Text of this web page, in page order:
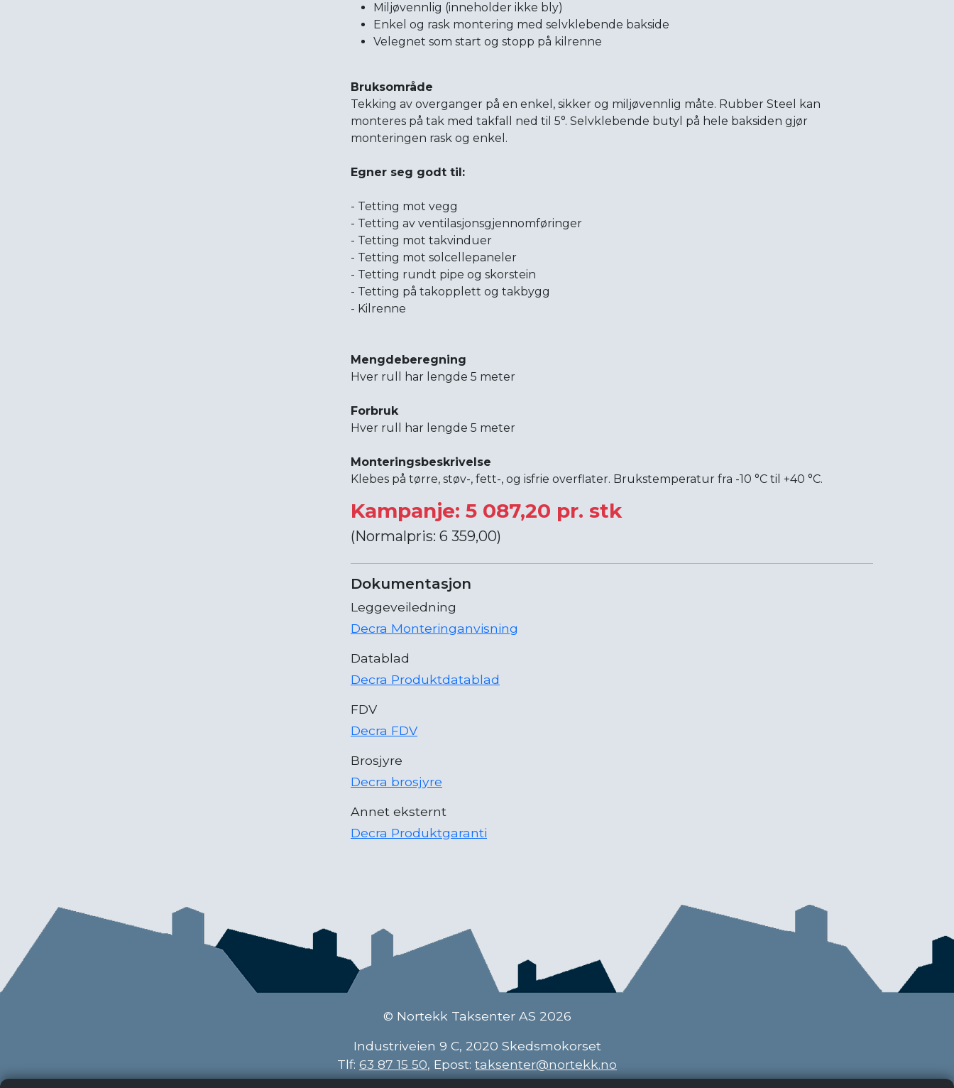
Miljøvennlig (inneholder ikke bly)
Enkel og rask montering med selvklebende bakside
Velegnet som start og stopp på kilrenne
Bruksområde
Tekking av overganger på en enkel, sikker og miljøvennlig måte. Rubber Steel kan
monteres på tak med takfall ned til 5°. Selvklebende butyl på hele baksiden gjør
monteringen rask og enkel.
Egner seg godt til:
- Tetting mot vegg
- Tetting av ventilasjonsgjennomføringer
- Tetting mot takvinduer
- Tetting mot solcellepaneler
- Tetting rundt pipe og skorstein
- Tetting på takopplett og takbygg
- Kilrenne
Mengdeberegning
Hver rull har lengde 5 meter
Forbruk
Hver rull har lengde 5 meter
Monteringsbeskrivelse
Klebes på tørre, støv-, fett-, og isfrie overflater. Brukstemperatur fra -10 °C til +40 °C.
Kampanje: 5 087,20 pr. stk
(Normalpris: 6 359,00)
Dokumentasjon
Leggeveiledning
Decra Monteringanvisning
Datablad
Decra Produktdatablad
FDV
Decra FDV
Brosjyre
Decra brosjyre
Annet eksternt
Decra Produktgaranti
© Nortekk Taksenter AS 2026
Industriveien 9 C, 2020 Skedsmokorset
Tlf: 63 87 15 50, Epost: taksenter@nortekk.no